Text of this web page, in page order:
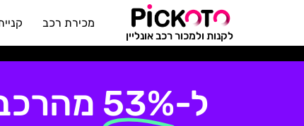
לקנות ולמכור רכב אונליין
מכירת רכב
ל-53%